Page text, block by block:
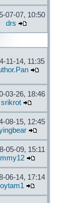
07-07, 10:50
drs
11-14, 11:35
03-26, 18:46
srikrot
08-15, 12:45
05-09, 15:11
06-14, 17:14